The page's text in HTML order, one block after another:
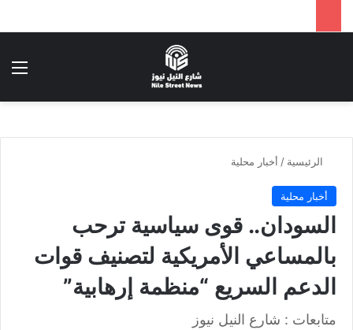
الرئيسية / أخبار محلية
أخبار محلية
السودان.. قوى سياسية ترحب
بالمساعي الأمريكية لتصنيف قوات
الدعم السريع “منظمة إرهابية”
متابعات : شارع النيل نيوز